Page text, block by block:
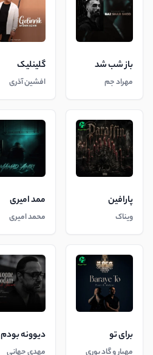
باز شب شد
مهراد جم
گلینلیک
افشین آذری
پارافین
ویناک
ممد امیری
محمد امیری
برای تو
مهیار و گاد پوری
دیوونه بودم
مهدی جهانی